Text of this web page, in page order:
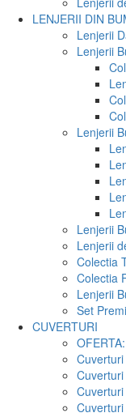
LENJERII DIN
Lenjerii
Lenjerii
Lenjerii
Lenjerii
Lenjerii
Colectia
Colectia
Lenjerii
Set
CUVERTURI